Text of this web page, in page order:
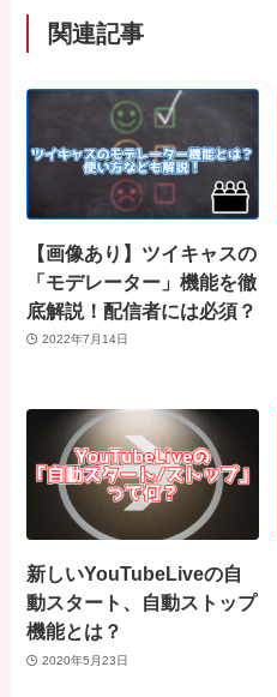
関連記事
【画像あり】ツイキャスの
「モデレーター」機能を徹
底解説！配信者には必須？
2022年7月14日
新しいYouTubeLiveの自
動スタート、自動ストップ
機能とは？
2020年5月23日